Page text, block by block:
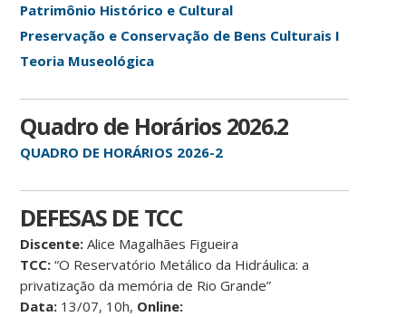
Patrimônio Histórico e Cultural
Preservação e Conservação de Bens Culturais I
Teoria Museológica
Quadro de Horários 2026.2
QUADRO DE HORÁRIOS 2026-2
DEFESAS DE TCC
Discente: Alice Magalhães Figueira
TCC: “O Reservatório Metálico da Hidráulica: a
privatização da memória de Rio Grande”
Data: 13/07, 10h, Online: